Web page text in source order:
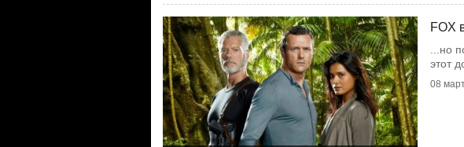
FOX
...но
этот
08